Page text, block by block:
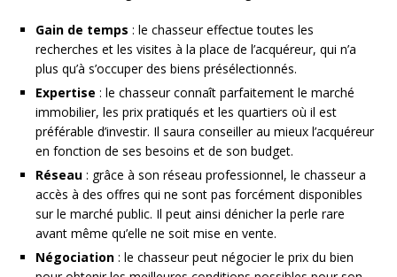
Gain de temps : le chasseur effectue toutes les
recherches et les visites à la place de l’acquéreur, qui n’a
plus qu’à s’occuper des biens présélectionnés.
Expertise : le chasseur connaît parfaitement le marché
immobilier, les prix pratiqués et les quartiers où il est
préférable d’investir. Il saura conseiller au mieux l’acquéreur
en fonction de ses besoins et de son budget.
Réseau : grâce à son réseau professionnel, le chasseur a
accès à des offres qui ne sont pas forcément disponibles
sur le marché public. Il peut ainsi dénicher la perle rare
avant même qu’elle ne soit mise en vente.
Négociation : le chasseur peut négocier le prix du bien